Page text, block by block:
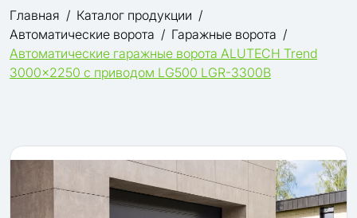
Главная
Каталог продукции
Автоматические ворота
Гаражные ворота
Автоматические гаражные ворота ALUTECH Trend
3000×2250 с приводом LG500 LGR-3300B